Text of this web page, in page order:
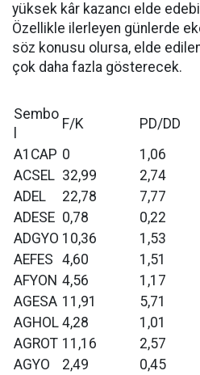
yüksek kâr kazancı elde
Özellikle ilerleyen günlerde
söz konusu olursa, elde
çok daha fazla gösterecek.
Sembo
F/K PD/DD
A1CAP 0 1,06
ACSEL 32,99 2,74
ADEL
22,78 7,77
ADESE 0,78 0,22
ADGYO 10,36 1,53
AEFES 4,60 1,51
AFYON 4,56 1,17
AGESA 11,91 5,71
AGHOL 4,28 1,01
AGROT 11,16 2,57
AGYO
2,49 0,45